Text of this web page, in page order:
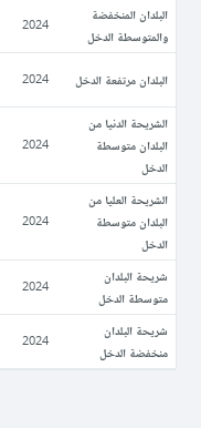
البلدان المنخفضة
والمتوسطة الدخل
2024
البلدان مرتفعة الدخل 2024
الشريحة الدنيا من
البلدان متوسطة
الدخل
2024
الشريحة العليا من
البلدان متوسطة
الدخل
2024
شريحة البلدان
متوسطة الدخل
2024
شريحة البلدان
منخفضة الدخل
2024